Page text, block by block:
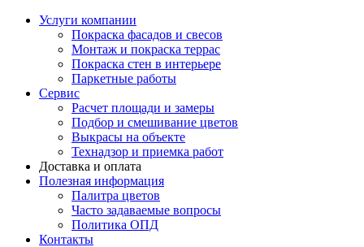
Услуги компании
Покраска фасадов и свесов
Монтаж и покраска террас
Покраска стен в интерьере
Паркетные работы
Сервис
Расчет площади и замеры
Подбор и смешивание цветов
Выкрасы на объекте
Технадзор и приемка работ
Доставка и оплата
Полезная информация
Палитра цветов
Часто задаваемые вопросы
Политика ОПД
Контакты